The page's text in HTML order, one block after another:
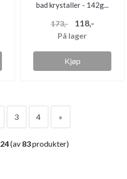
bad krystaller - 142g...
173,- 118,-
På lager
Kjøp
3 4 »
24(av 83produkter)